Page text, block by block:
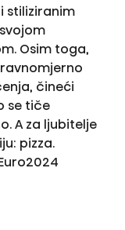
stiliziranim
Osim toga,
čineći
se tiče
A za ljubitelje
pizza.